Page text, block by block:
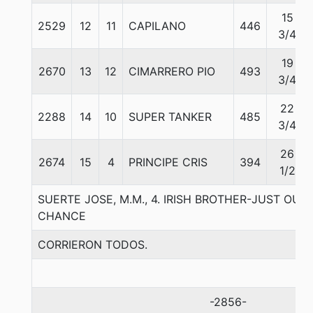
2529 12 11 CAPILANO 446
15
3/4
2670 13 12 CIMARRERO PIO 493
19
3/4
2288 14 10 SUPER TANKER 485
22
3/4
2674 15 4 PRINCIPE CRIS 394
26
1/2
SUERTE JOSE, M.M., 4. IRISH BROTHER-JUST
CHANCE
CORRIERON TODOS.
-2856-